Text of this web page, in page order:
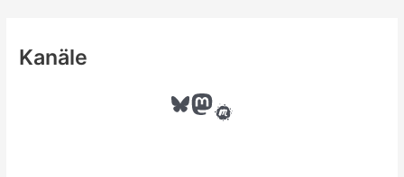
n
Kanäle
Bluesky Mastodon Meetup